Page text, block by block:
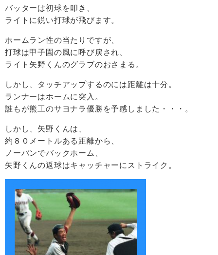
バッターは初球を叩き、
ライトに鋭い打球が飛びます。
ホームラン性の当たりですが、
打球は甲子園の風に呼び戻され、
ライト矢野くんのグラブのおさまる。
しかし、タッチアップするのには距離は十分。
ランナーはホームに突入。
誰もが熊工のサヨナラ優勝を予感しました・・・。
しかし、矢野くんは、
約８０メートルある距離から、
ノーバンでバックホーム、
矢野くんの返球はキャッチャーにストライク。